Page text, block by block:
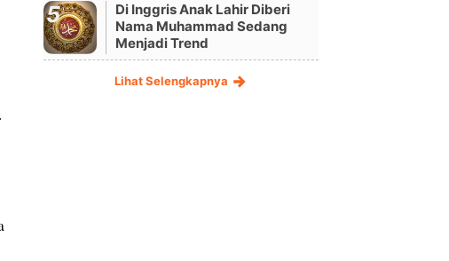
Di Inggris Anak Lahir Diberi
Nama Muhammad Sedang
Menjadi Trend
Lihat Selengkapnya